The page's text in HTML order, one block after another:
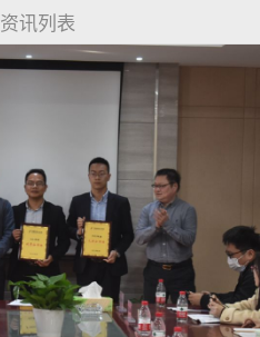
资讯列表